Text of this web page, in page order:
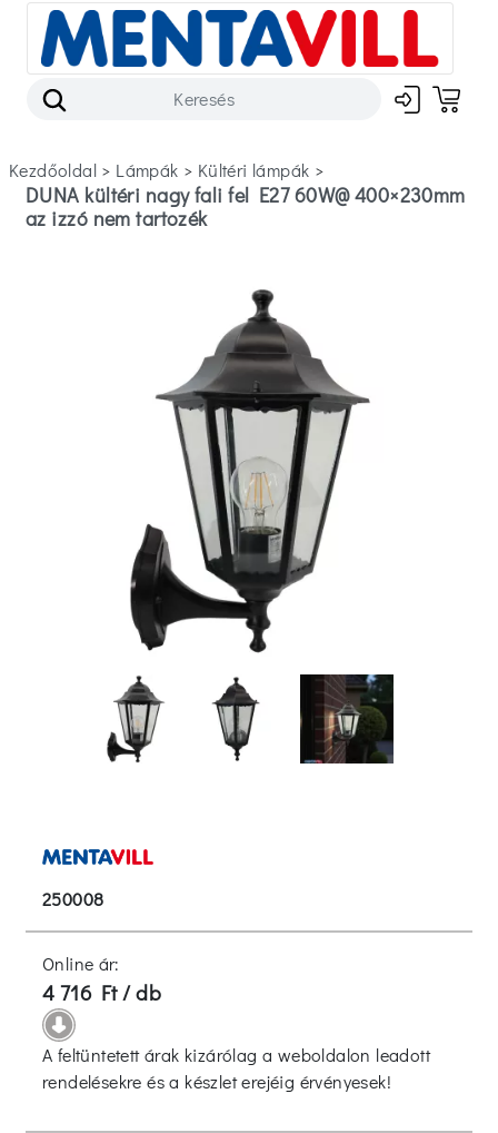
Kezdőoldal > lámpák > kültéri lámpák >
DUNA kültéri nagy fali fel E27 60W@ 400×230mm
az izzó nem tartozék
250008
Online ár:
4 716 Ft / db
A feltüntetett árak kizárólag a weboldalon leadott
rendelésekre és a készlet erejéig érvényesek!